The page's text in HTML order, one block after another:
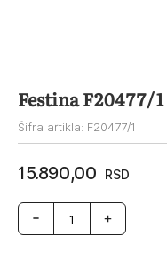
Festina F20477/1
Šifra artikla: F20477/1
15.890,00 RSD
Festina
F20477/1